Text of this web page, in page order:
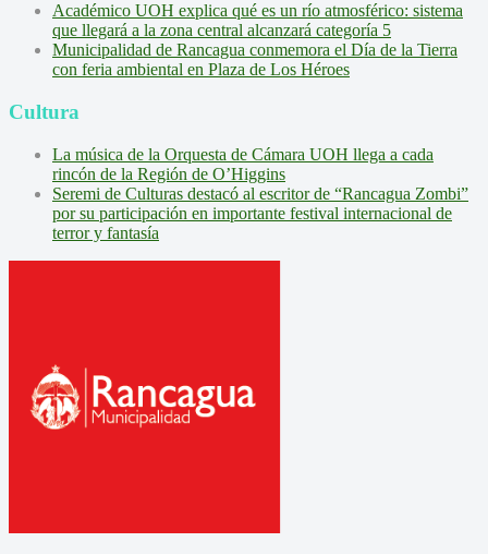
Académico UOH explica qué es un río atmosférico: sistema
que llegará a la zona central alcanzará categoría 5
Municipalidad de Rancagua conmemora el Día de la Tierra
con feria ambiental en Plaza de Los Héroes
Cultura
La música de la Orquesta de Cámara UOH llega a cada
rincón de la Región de O’Higgins
Seremi de Culturas destacó al escritor de “Rancagua Zombi”
por su participación en importante festival internacional de
terror y fantasía